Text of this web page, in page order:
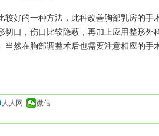
好的一种方法，此种改善胸部乳房的手
切口，伤口比较隐蔽，再加上应用整形外
然在胸部调整术后也需要注意相应的手
人人网 微信